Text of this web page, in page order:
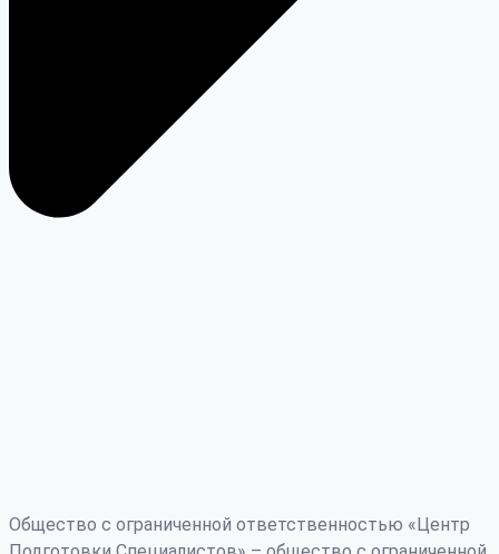
Общество с ограниченной ответственностью «Центр